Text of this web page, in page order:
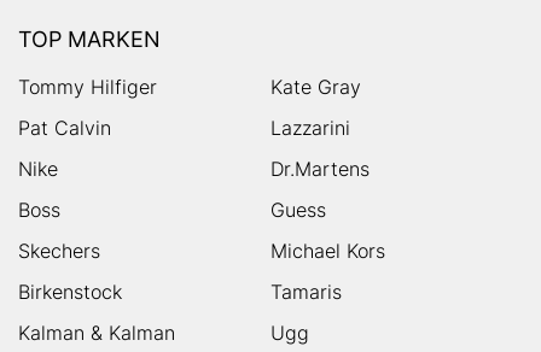
TOP MARKEN
Tommy Hilfiger
Kate Gray
Pat Calvin
Lazzarini
Nike
Dr.Martens
Boss
Guess
Skechers
Michael Kors
Birkenstock
Tamaris
Kalman & Kalman
Ugg